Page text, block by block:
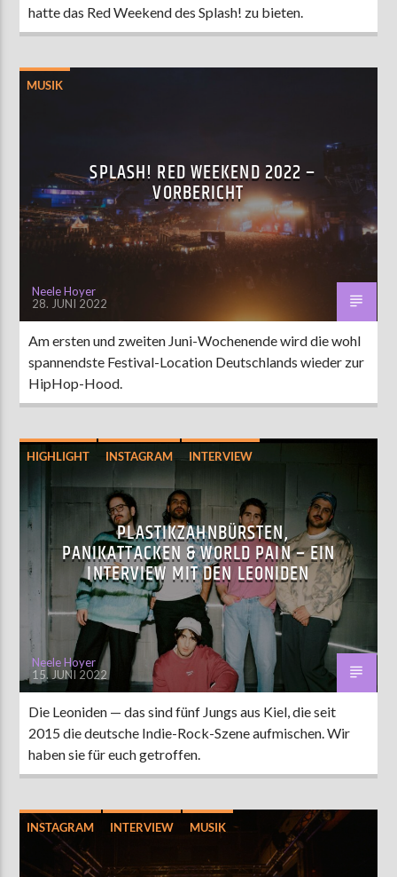
hatte das Red Weekend des Splash! zu bieten.
MUSIK
SPLASH! RED WEEKEND 2022 –
VORBERICHT
Neele Hoyer
28. JUNI 2022
Am ersten und zweiten Juni-Wochenende wird die wohl
spannendste Festival-Location Deutschlands wieder zur
HipHop-Hood.
HIGHLIGHT INSTAGRAM INTERVIEW
MUSIK
PLASTIKZAHNBÜRSTEN,
PANIKATTACKEN & WORLD PAIN – EIN
INTERVIEW MIT DEN LEONIDEN
Neele Hoyer
15. JUNI 2022
Die Leoniden ​​— das sind fünf Jungs aus Kiel, die seit
2015 die deutsche Indie-Rock-Szene aufmischen. Wir
haben sie für euch getroffen.
INSTAGRAM INTERVIEW MUSIK